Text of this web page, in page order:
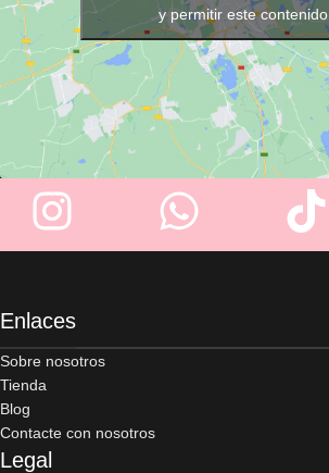
spas y centros de estética.y permitir este contenido
Enlaces
Sobre nosotros
Tienda
Blog
Contacte con nosotros
Legal